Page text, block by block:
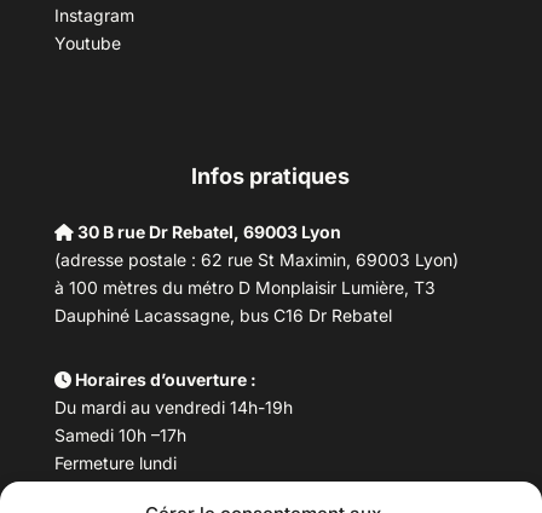
Instagram
Youtube
Infos pratiques
30 B rue Dr Rebatel, 69003 Lyon
(adresse postale : 62 rue St Maximin, 69003 Lyon)
à 100 mètres du métro D Monplaisir Lumière, T3
Dauphiné Lacassagne, bus C16 Dr Rebatel
Horaires d’ouverture :
Du mardi au vendredi 14h-19h
Samedi 10h –17h
Fermeture lundi